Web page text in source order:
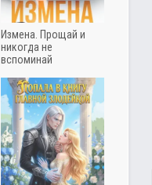
Измена. Прощай и
никогда не
вспоминай